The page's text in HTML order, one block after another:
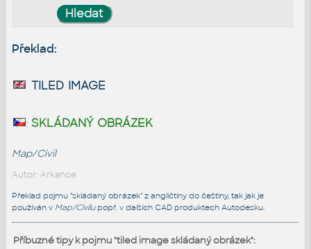
Překlad:
tiled image
skládaný obrázek
Map/Civil
Autor: Arkance
Překlad pojmu "skládaný obrázek" z angličtiny do češtiny, tak jak je
používán v Map/Civilupopř. v dalších CAD produktech Autodesku.
Příbuzné tipy k pojmu "tiled image skládaný obrázek":